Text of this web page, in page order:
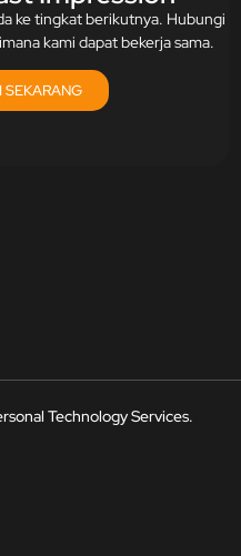
ke tingkat berikutnya. Hubungi
kami dapat bekerja sama.
SEKARANG
Technology Services.